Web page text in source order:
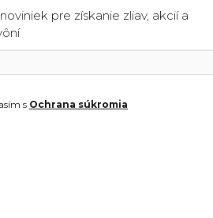
pre získanie zliav, akcií a
s Ochrana súkromia